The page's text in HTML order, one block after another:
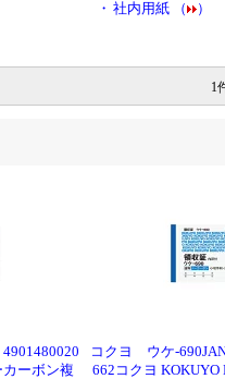
・ 社内用紙 （
）
1
ーボン複
コクヨ ウケ-
662コクヨ KOKUYO